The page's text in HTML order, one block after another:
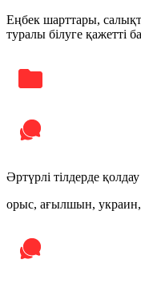
Еңбек шарттары,
туралы білуге қажетті
Әртүрлі тілдерде қолдау
орыс, ағылшын, украин,